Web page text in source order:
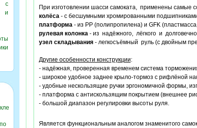
с
и
При изготовлении шасси самоката, применены самые
колёса- с бесшумными хромированными
платформа- из PP (полипропилена) и GFK
рулевая колонка- из надёжного, лёгкого и
узел складывания- легкосъёмный руль (с двойным
Другие особенности конструкции:
- надёжная, проверенная временем система
- широкое удобное заднее крыло-тормоз с рифлёной
- удобные нескользящие ручки эргономичной формы,
- платформа с антискользящим покрытием (внешнее
- большой диапазон регулировки высоты руля.
Является функциональным аналогом знаменитого